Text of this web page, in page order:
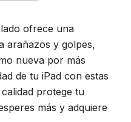
ofrece una
arañazos y golpes,
nueva por más
de tu iPad con estas
protege tu
más y adquiere